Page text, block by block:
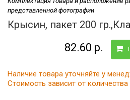
представленной фотографии
Крысин, пакет 200
82.60 р.
Наличие товара уточняйте у
Стоимость зависит от